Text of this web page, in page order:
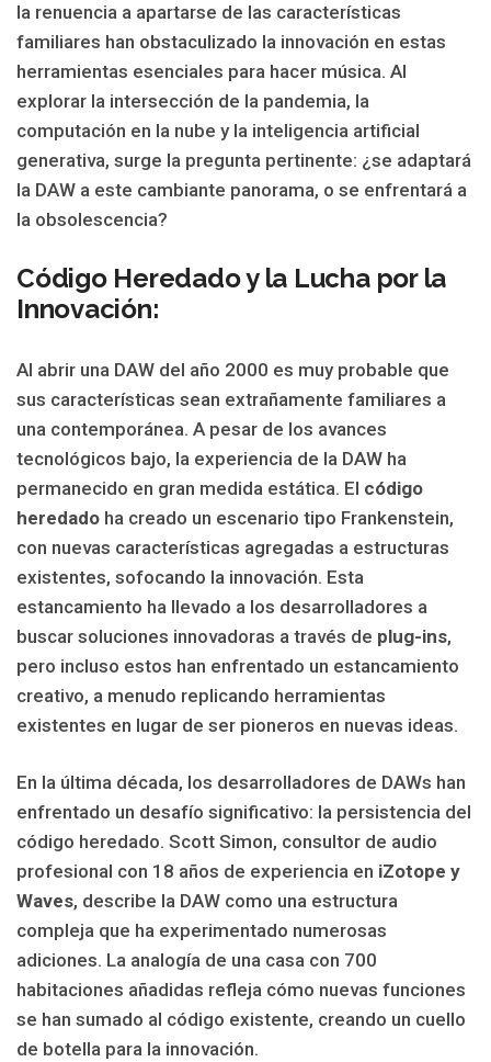
la renuencia a apartarse de las características
familiares han obstaculizado la innovación en estas
herramientas esenciales para hacer música. Al
explorar la intersección de la pandemia, la
computación en la nube y la inteligencia artificial
generativa, surge la pregunta pertinente: ¿se adaptará
la DAW a este cambiante panorama, o se enfrentará a
la obsolescencia?
Código Heredado y la Lucha por la
Innovación:
Al abrir una DAW del año 2000 es muy probable que
sus características sean extrañamente familiares a
una contemporánea. A pesar de los avances
tecnológicos bajo, la experiencia de la DAW ha
permanecido en gran medida estática. El código
heredado ha creado un escenario tipo Frankenstein,
con nuevas características agregadas a estructuras
existentes, sofocando la innovación. Esta
estancamiento ha llevado a los desarrolladores a
buscar soluciones innovadoras a través de plug-ins,
pero incluso estos han enfrentado un estancamiento
creativo, a menudo replicando herramientas
existentes en lugar de ser pioneros en nuevas ideas.
En la última década, los desarrolladores de DAWs han
enfrentado un desafío significativo: la persistencia del
código heredado. Scott Simon, consultor de audio
profesional con 18 años de experiencia en iZotope y
Waves, describe la DAW como una estructura
compleja que ha experimentado numerosas
adiciones. La analogía de una casa con 700
habitaciones añadidas refleja cómo nuevas funciones
se han sumado al código existente, creando un cuello
de botella para la innovación.